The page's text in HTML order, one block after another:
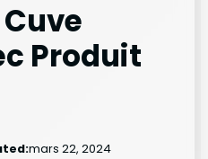
Produit
mars 22, 2024